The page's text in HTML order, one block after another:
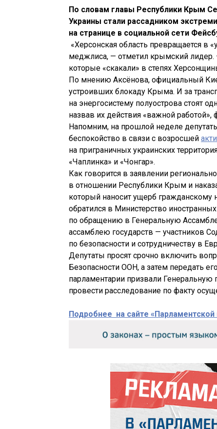
По словам главы Республики Крым
Украины стали рассадником
на странице в социальной сети
«Херсонская область превращается
меджлиса, — отметил крымский
которые «скакали» в степях
По мнению Аксёнова, официальный
устроивших блокаду Крыма. И за
на энергосистему полуострова стоят
назвав их действия «важной работой»,
Напомним, на прошлой неделе
беспокойство в связи с возросшей
на приграничных украинских
«Чаплинка» и «Чонгар».
Как говорится в заявлении
в отношении Республики Крым и
который наносит ущерб гражданскому
обратился в Министерство
по обращению в Генеральную
ассамблею государств — участников
по безопасности и сотрудничеству в
Депутаты просят срочно включить
Безопасности ООН, а затем передать
парламентарии призвали
провести расследование по факту
Подробнее на сайте «Парламентской